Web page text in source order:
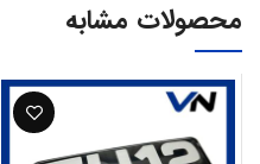
محصولات مشابه